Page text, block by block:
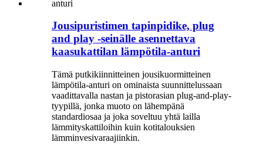
Jousipuristimen tapinpidike, plug
and play -seinälle asennettava
kaasukattilan lämpötila-anturi
Tämä putkikiinnitteinen jousikuormitteinen
lämpötila-anturi on ominaista suunnittelussaan
vaadittavalla nastan ja pistorasian plug-and-play-
tyypillä, jonka muoto on lähempänä
standardiosaa ja joka soveltuu yhtä lailla
lämmityskattiloihin kuin kotitalouksien
lämminvesivaraajiinkin.